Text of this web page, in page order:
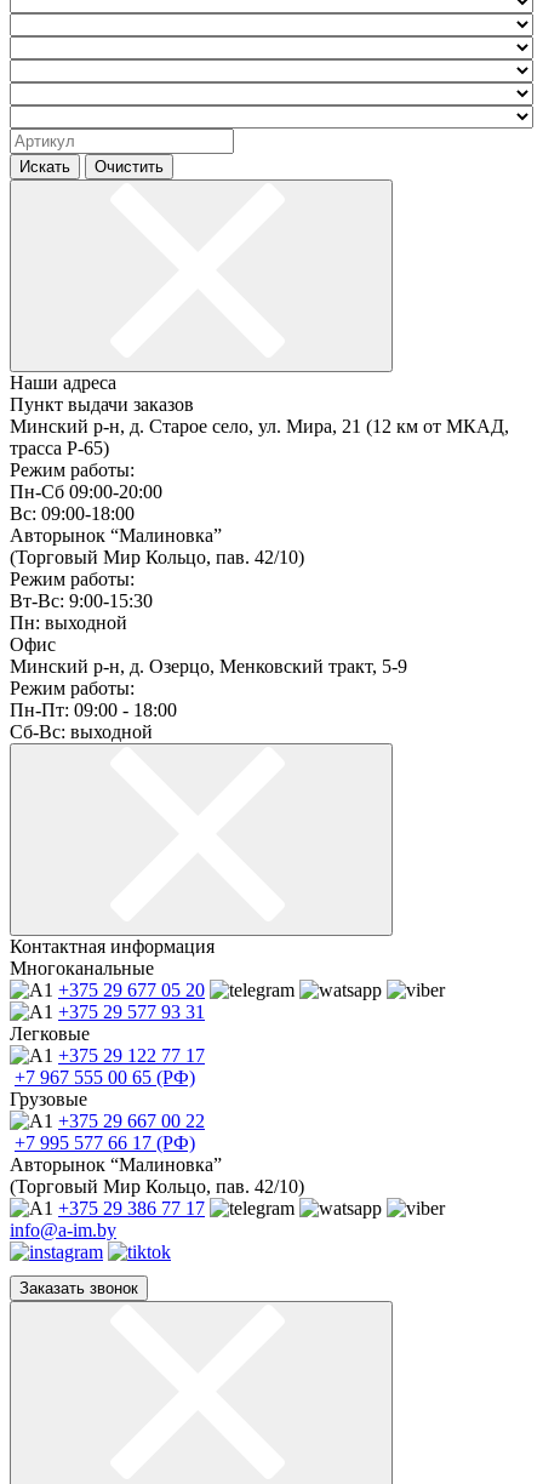
Искать Очистить
Наши адреса
Пункт выдачи заказов
Минский р-н, д. Старое село, ул. Мира, 21 (12 км от МКАД,
трасса P-65)
Режим работы:
Пн-Сб 09:00-20:00
Вс: 09:00-18:00
Авторынок “Малиновка”
(Торговый Мир Кольцо, пав. 42/10)
Режим работы:
Вт-Вс: 9:00-15:30
Пн: выходной
Офис
Минский р-н, д. Озерцо, Менковский тракт, 5-9
Режим работы:
Пн-Пт: 09:00 - 18:00
Сб-Вс: выходной
Контактная информация
Многоканальные
+375 29 677 05 20
+375 29 577 93 31
Легковые
+375 29 122 77 17
+7 967 555 00 65 (РФ)
Грузовые
+375 29 667 00 22
+7 995 577 66 17 (РФ)
Авторынок “Малиновка”
(Торговый Мир Кольцо, пав. 42/10)
+375 29 386 77 17
info@a-im.by
Заказать звонок